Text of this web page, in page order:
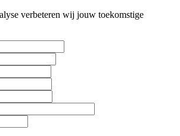
verbeteren wij jouw toekomstige